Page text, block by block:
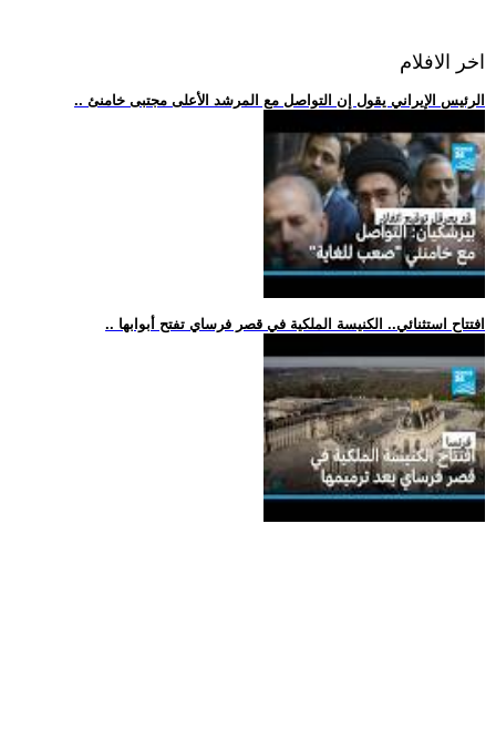
اخر الافلام
.. الرئيس الإيراني يقول إن التواصل مع المرشد الأعلى مجتبى خامنئ
.. افتتاح استثنائي.. الكنيسة الملكية في قصر فرساي تفتح أبوابها